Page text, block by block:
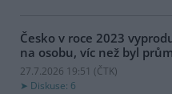
Česko v roce 2023
na osobu, víc než byl
27.7.2026 19:51 (ČTK)
Diskuse: 6